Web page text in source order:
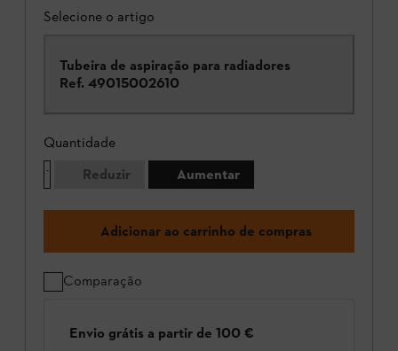
Selecione o artigo
Tubeira de aspiração para radiadores
Ref. 49015002610
Quantidade
Reduzir
Aumentar
Adicionar ao carrinho de compras
Comparação
Envio grátis a partir de 100 €